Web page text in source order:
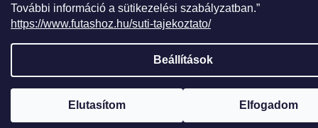
További információ a sütikezelési szabályzatban.”
https://www.futashoz.hu/suti-tajekoztato/
Beállítások
Elutasítom Elfogadom